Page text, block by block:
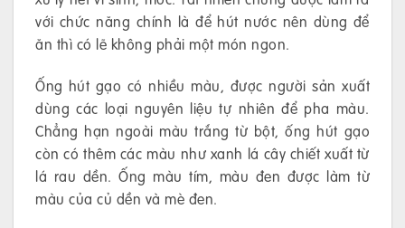
với chức năng chính là để hút nước nên dùng để
ăn thì có lẽ không phải một món ngon.
Ống hút gạo có nhiều màu, được người sản xuất
dùng các loại nguyên liệu tự nhiên để pha màu.
Chẳng hạn ngoài màu trắng từ bột, ống hút gạo
còn có thêm các màu như xanh lá cây chiết xuất từ
lá rau dền. Ống màu tím, màu đen được làm từ
màu của củ dền và mè đen.